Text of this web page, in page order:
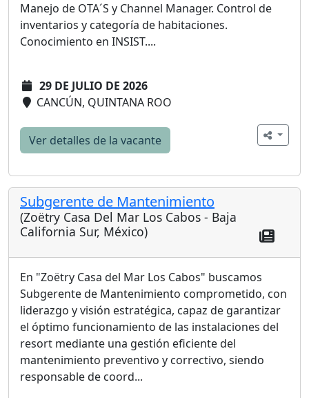
Manejo de OTA´S y Channel Manager. Control de
inventarios y categoría de habitaciones.
Conocimiento en INSIST....
29 DE JULIO DE 2026
CANCÚN, QUINTANA ROO
Ver detalles de la vacante
Subgerente de Mantenimiento
(Zoëtry Casa Del Mar Los Cabos - Baja
California Sur, México)
En "Zoëtry Casa del Mar Los Cabos" buscamos
Subgerente de Mantenimiento comprometido, con
liderazgo y visión estratégica, capaz de garantizar
el óptimo funcionamiento de las instalaciones del
resort mediante una gestión eficiente del
mantenimiento preventivo y correctivo, siendo
responsable de coord...